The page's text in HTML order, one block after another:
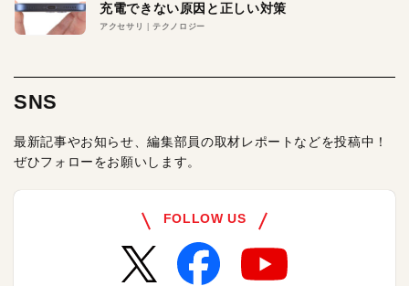
充電できない原因と正しい対策
アクセサリ テクノロジー
SNS
最新記事やお知らせ、編集部員の取材レポートなどを投稿中！
ぜひフォローをお願いします。
FOLLOW US